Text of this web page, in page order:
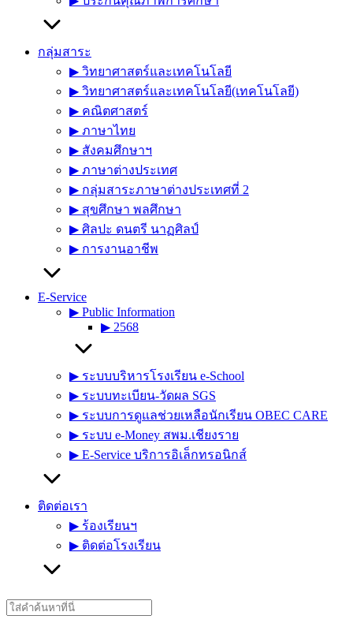
กลุ่มสาระ
▶︎ วิทยาศาสตร์และเทคโนโลยี
▶︎ วิทยาศาสตร์และเทคโนโลยี(เทคโนโลยี)
▶︎ คณิตศาสตร์
▶︎ ภาษาไทย
▶︎ สังคมศึกษาฯ
▶︎ ภาษาต่างประเทศ
▶︎ กลุ่มสาระภาษาต่างประเทศที่ 2
▶︎ สุขศึกษา พลศึกษา
▶︎ ศิลปะ ดนตรี นาฏศิลป์
▶︎ การงานอาชีพ
E-Service
▶︎ Public Information
▶︎ 2568
▶︎ ระบบบริหารโรงเรียน e-School
▶︎ ระบบทะเบียน-วัดผล SGS
▶︎ ระบบการดูแลช่วยเหลือนักเรียน OBEC CARE
▶︎ ระบบ e-Money สพม.เชียงราย
▶︎ E-Service บริการอิเล็กทรอนิกส์
ติดต่อเรา
▶︎ ร้องเรียนฯ
▶︎ ติดต่อโรงเรียน
Search
for: